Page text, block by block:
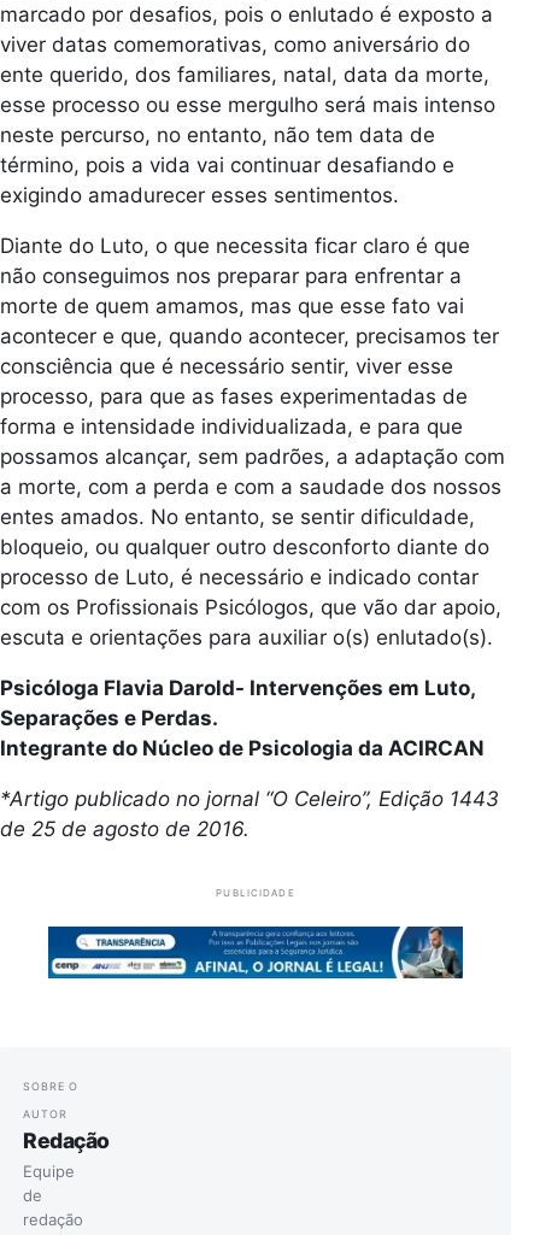
marcado por desafios, pois o enlutado é exposto a
viver datas comemorativas, como aniversário do
ente querido, dos familiares, natal, data da morte,
esse processo ou esse mergulho será mais intenso
neste percurso, no entanto, não tem data de
término, pois a vida vai continuar desafiando e
exigindo amadurecer esses sentimentos.
Diante do Luto, o que necessita ficar claro é que
não conseguimos nos preparar para enfrentar a
morte de quem amamos, mas que esse fato vai
acontecer e que, quando acontecer, precisamos ter
consciência que é necessário sentir, viver esse
processo, para que as fases experimentadas de
forma e intensidade individualizada, e para que
possamos alcançar, sem padrões, a adaptação com
a morte, com a perda e com a saudade dos nossos
entes amados. No entanto, se sentir dificuldade,
bloqueio, ou qualquer outro desconforto diante do
processo de Luto, é necessário e indicado contar
com os Profissionais Psicólogos, que vão dar apoio,
escuta e orientações para auxiliar o(s) enlutado(s).
Psicóloga Flavia Darold- Intervenções em Luto,
Separações e Perdas.
Integrante do Núcleo de Psicologia da ACIRCAN
*Artigo publicado no jornal “O Celeiro”, Edição 1443
de 25 de agosto de 2016.
PUBLICIDADE
SOBRE O
AUTOR
Redação
Equipe
de
redação